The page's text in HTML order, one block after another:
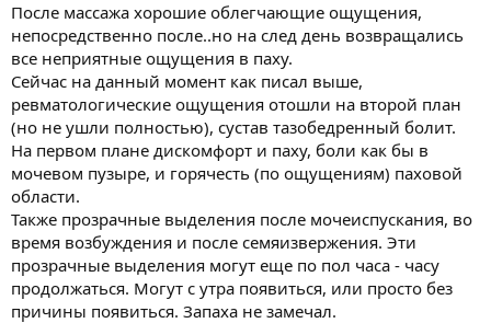
После массажа хорошие облегчающие ощущения,
непосредственно после..но на след день возвращались
все неприятные ощущения в паху.
Сейчас на данный момент как писал выше,
ревматологические ощущения отошли на второй план
(но не ушли полностью), сустав тазобедренный болит.
На первом плане дискомфорт и паху, боли как бы в
мочевом пузыре, и горячесть (по ощущениям) паховой
области.
Также прозрачные выделения после мочеиспускания, во
время возбуждения и после семяизвержения. Эти
прозрачные выделения могут еще по пол часа - часу
продолжаться. Могут с утра появиться, или просто без
причины появиться. Запаха не замечал.